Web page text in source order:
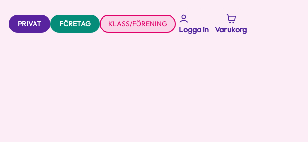
PRIVAT FÖRETAG KLASS/FÖRENING
Logga in Varukorg